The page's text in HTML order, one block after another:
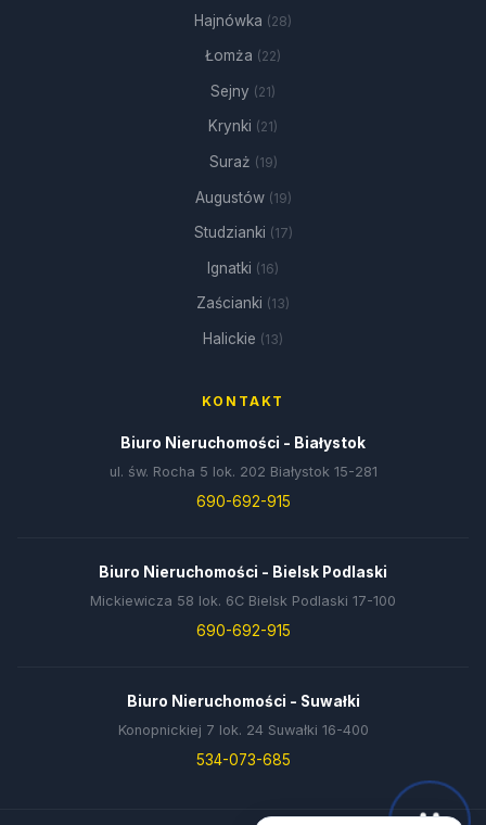
Hajnówka (28)
Łomża (22)
Sejny (21)
Krynki (21)
Suraż (19)
Augustów (19)
Studzianki (17)
Ignatki (16)
Zaścianki (13)
Halickie (13)
KONTAKT
Biuro Nieruchomości - Białystok
ul. św. Rocha 5 lok. 202 Białystok 15-281
690-692-915
Biuro Nieruchomości - Bielsk Podlaski
Mickiewicza 58 lok. 6C Bielsk Podlaski 17-100
690-692-915
Biuro Nieruchomości - Suwałki
Konopnickiej 7 lok. 24 Suwałki 16-400
534-073-685